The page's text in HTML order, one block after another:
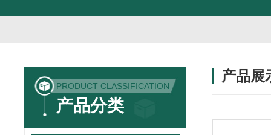
PRODUCT CLASSIFICATION
产品分类
产品展